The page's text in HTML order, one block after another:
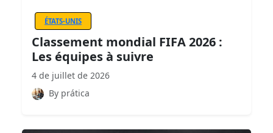
ÉTATS-UNIS
Classement mondial FIFA 2026 :
Les équipes à suivre
4 de juillet de 2026
By prática